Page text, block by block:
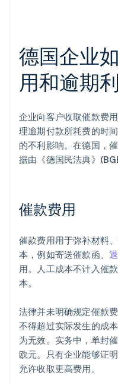
德国企业
用和逾期
企业向客户收取催款费
理逾期付款所耗费的时
的不利影响。在德国，
据由《德国民法典》
催款费用
催款费用用于弥补材料
本，例如寄送催款函、
用。人工成本不计入催
本。
法律并未明确规定催款
不得超过实际发生的成
为无效。实务中，单封
欧元。只有企业能够证
允许收取更高费用。